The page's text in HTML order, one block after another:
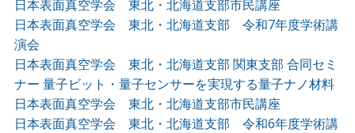
日本表面真空学会 東北・北海道支部市民講座
日本表面真空学会 東北・北海道支部 令和7年度学術講
演会
日本表面真空学会 東北・北海道支部 関東支部 合同セミ
ナー 量子ビット・量子センサーを実現する量子ナノ材料
日本表面真空学会 東北・北海道支部市民講座
日本表面真空学会 東北・北海道支部 令和6年度学術講